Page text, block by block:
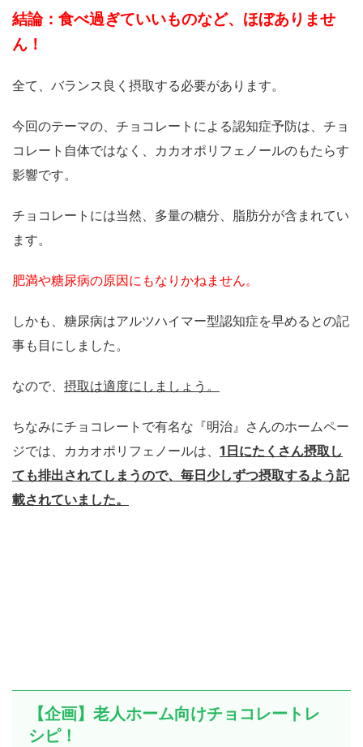
結論：食べ過ぎていいものなど、ほぼありませ
ん！
全て、バランス良く摂取する必要があります。
今回のテーマの、チョコレートによる認知症予防は、チョ
コレート自体ではなく、カカオポリフェノールのもたらす
影響です。
チョコレートには当然、多量の糖分、脂肪分が含まれてい
ます。
肥満や糖尿病の原因にもなりかねません。
しかも、糖尿病はアルツハイマー型認知症を早めるとの記
事も目にしました。
なので、 摂取は適度にしましょう。
ちなみにチョコレートで有名な『明治』さんのホームペー
ジでは、カカオポリフェノールは、 1日にたくさん摂取し
ても排出されてしまうので、毎日少しずつ摂取するよう記
載されていました。
【企画】老人ホーム向けチョコレートレ
シピ！